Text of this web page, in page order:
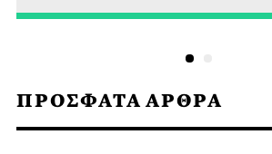
ΠΡΟΣΦΑΤΑ ΑΡΘΡΑ